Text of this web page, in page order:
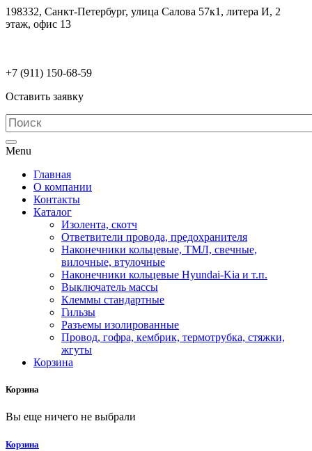
198332, Санкт-Петербург, улица Салова 57к1, литера И, 2
этаж, офис 13
+7 (911) 150-68-59
Оставить заявку
Menu
Главная
О компании
Контакты
Каталог
Изолента, скотч
Ответвители провода, предохранителя
Наконечники кольцевые, ТМЛ, свечные,
вилочные, втулочные
Наконечники кольцевые Hyundai-Kia и т.п.
Выключатель массы
Клеммы стандартные
Гильзы
Разъемы изолированные
Провод, гофра, кембрик, термотрубка, стяжки,
жгуты
Корзина
Корзина
Вы еще ничего не выбрали
Корзина